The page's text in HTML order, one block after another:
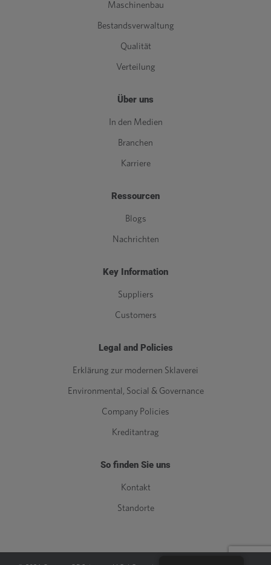
Maschinenbau
Bestandsverwaltung
Qualität
Verteilung
Über uns
In den Medien
Branchen
Karriere
Ressourcen
Blogs
Nachrichten
Key Information
Suppliers
Customers
Legal and Policies
Erklärung zur modernen Sklaverei
Environmental, Social & Governance
Company Policies
Kreditantrag
So finden Sie uns
Kontakt
Standorte